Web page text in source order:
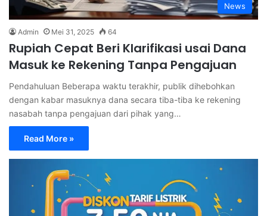
News
Admin Mei 31, 2025 64
Rupiah Cepat Beri Klarifikasi usai Dana
Masuk ke Rekening Tanpa Pengajuan
Pendahuluan Beberapa waktu terakhir, publik dihebohkan
dengan kabar masuknya dana secara tiba-tiba ke rekening
nasabah tanpa pengajuan dari pihak yang…
Read More »